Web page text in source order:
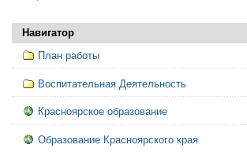
Навигатор
План работы
Воспитательная Деятельность
Красноярское образование
Образование Красноярского края